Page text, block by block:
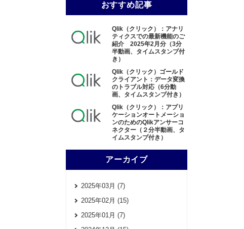
おすすめ記事
Qlik（クリック）：アナリ
ティクスでの最新機能のご
紹介 2025年2月分（3分
半動画、タイムスタンプ付
き）
Qlik（クリック）ゴールド
クライアント：データ変換
のトラブル対応（6分動
画、タイムスタンプ付き）
Qlik（クリック）：アプリ
ケーションオートメーショ
ンのためのQlikアンサーコ
ネクター（２分半動画、タ
イムスタンプ付き）
アーカイブ
2025年03月 (7)
2025年02月 (15)
2025年01月 (7)